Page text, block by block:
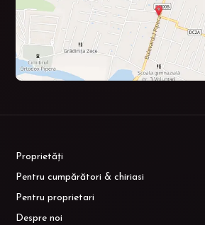
Proprietăți
Pentru cumpărători & chiriasi
Pentru proprietari
Despre noi